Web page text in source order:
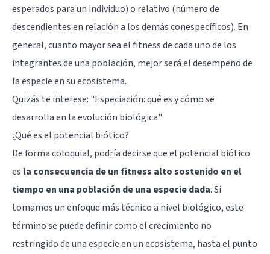
esperados para un individuo) o relativo (número de
descendientes en relación a los demás conespecíficos). En
general, cuanto mayor sea el fitness de cada uno de los
integrantes de una población, mejor será el desempeño de
la especie en su ecosistema.
Quizás te interese: "Especiación: qué es y cómo se
desarrolla en la evolución biológica"
¿Qué es el potencial biótico?
De forma coloquial, podría decirse que el potencial biótico
es la consecuencia de un fitness alto sostenido en el
tiempo en una población de una especie dada. Si
tomamos un enfoque más técnico a nivel biológico, este
término se puede definir como el crecimiento no
restringido de una especie en un ecosistema, hasta el punto